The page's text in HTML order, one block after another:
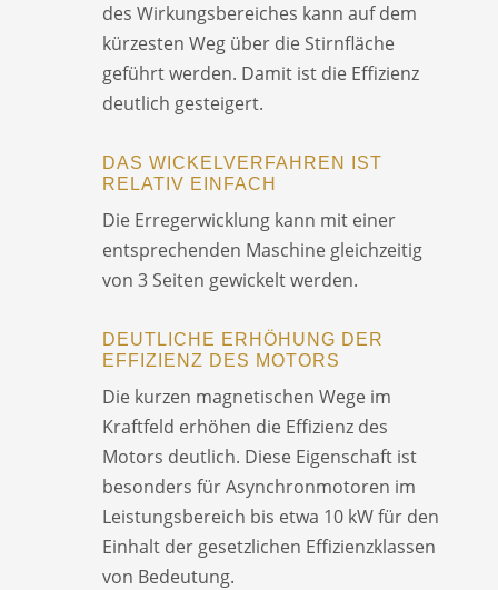
des Wirkungsbereiches kann auf dem
kürzesten Weg über die Stirnfläche
geführt werden. Damit ist die Effizienz
deutlich gesteigert.
DAS WICKELVERFAHREN IST
RELATIV EINFACH
Die Erregerwicklung kann mit einer
entsprechenden Maschine gleichzeitig
von 3 Seiten gewickelt werden.
DEUTLICHE ERHÖHUNG DER
EFFIZIENZ DES MOTORS
Die kurzen magnetischen Wege im
Kraftfeld erhöhen die Effizienz des
Motors deutlich. Diese Eigenschaft ist
besonders für Asynchronmotoren im
Leistungsbereich bis etwa 10 kW für den
Einhalt der gesetzlichen Effizienzklassen
von Bedeutung.